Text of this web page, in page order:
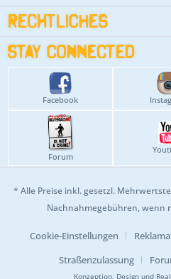
Rechtliches
Stay connected
Facebook
Forum
* Alle Preise inkl. gesetzl.
Nachnahmegebühren, wenn
Cookie-Einstellungen
Straßenzulassung
Konzeption, Design und